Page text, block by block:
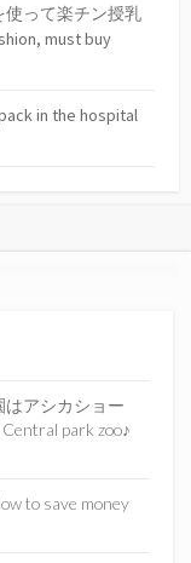
って楽チン授乳
must buy
in the hospital
アシカショー
park zoo♪
to save money